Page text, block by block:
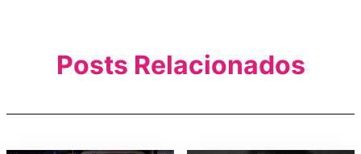
Posts Relacionados